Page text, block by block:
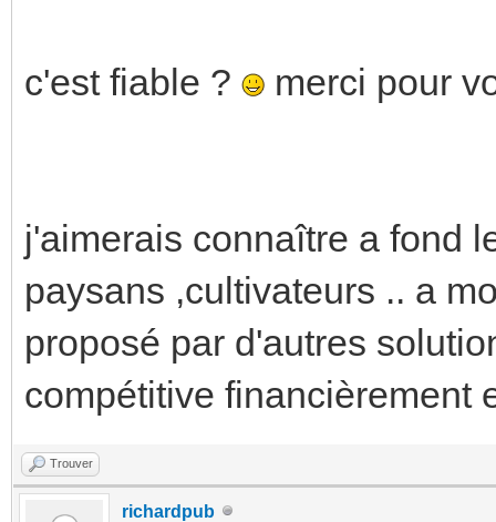
c'est fiable ? merci pour
j'aimerais connaître a fond
paysans ,cultivateurs .. a
proposé par d'autres
compétitive financièrement
Trouver
richardpub